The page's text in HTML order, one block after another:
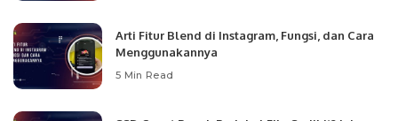
Arti Fitur Blend di Instagram, Fungsi, dan Cara
Menggunakannya
5 Min Read